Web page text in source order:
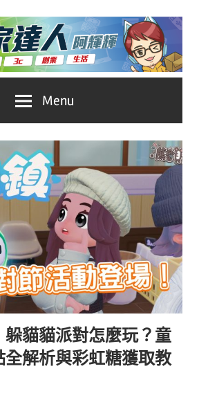
Menu
躲貓貓派對怎麼玩？童
全解析與彩虹糖獲取教